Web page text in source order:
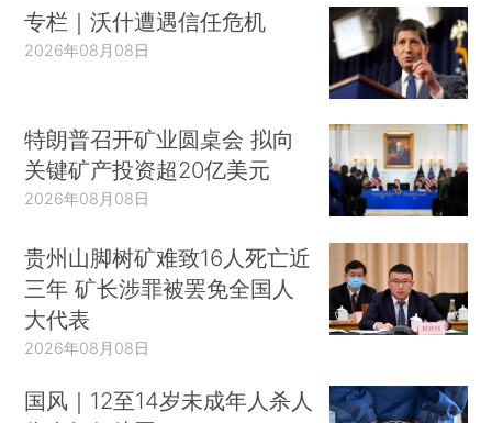
专栏｜沃什遭遇信任危机
2026年08月08日
特朗普召开矿业圆桌会 拟向
关键矿产投资超20亿美元
2026年08月08日
贵州山脚树矿难致16人死亡近
三年 矿长涉罪被罢免全国人
大代表
2026年08月08日
国风｜12至14岁未成年人杀人